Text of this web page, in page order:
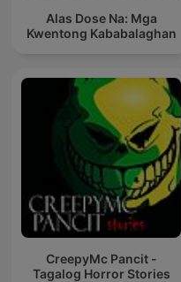
Alas Dose Na: Mga
Kwentong Kababalaghan
CreepyMc Pancit -
Tagalog Horror Stories